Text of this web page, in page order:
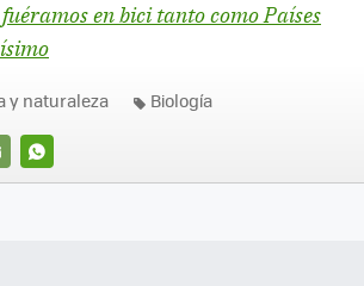
en bici tanto como Países
WHATSAPP
y naturaleza Biología